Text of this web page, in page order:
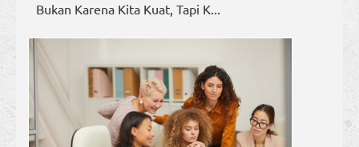
Bukan Karena Kita Kuat, Tapi K...